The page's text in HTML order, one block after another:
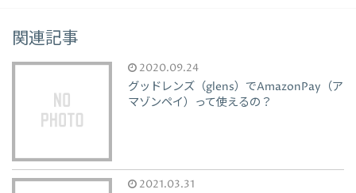
関連記事
2020.09.24
グッドレンズ（glens）でAmazonPay（ア
マゾンペイ）って使えるの？
2021.03.31